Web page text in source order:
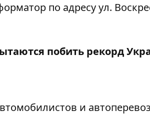
по адресу ул.
побить рекорд
и